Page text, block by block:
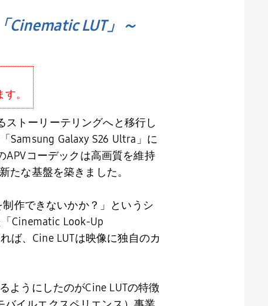
Cinematic LUT」～
。
ストーリーテリングへと移行し
Samsung Galaxy S26 Ultra 」に
APVコーデックは高画質を維持
たな基盤を築きました。
作できないかか？」というシ
Cinematic Look-Up
ば、 Cine LUTは映像に独自のカ
ようにしたのがCine LUTの特徴